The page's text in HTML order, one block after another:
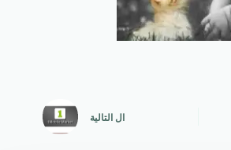
ال التالية